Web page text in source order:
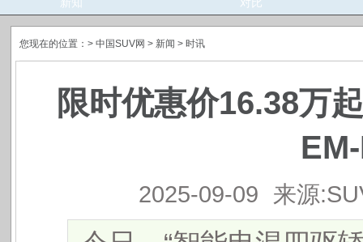
您现在的位置：> 中国SUV网 > 新闻 > 时讯
限时优惠价16.38万
2025-09-09 来源